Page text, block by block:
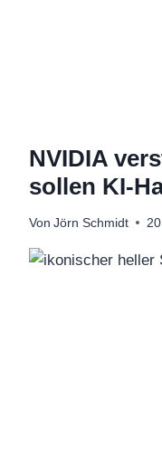
NVIDIA
sollen KI-
Von Jörn Schmidt